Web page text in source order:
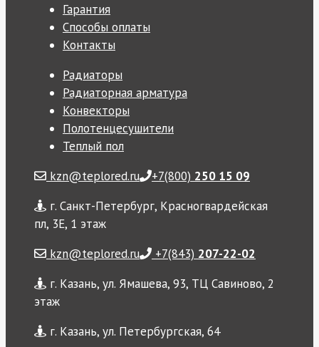
Гарантия
Способы оплаты
Контакты
Радиаторы
Радиаторная арматура
Конвекторы
Полотенцесушители
Теплый пол
kzn@teplored.ru
+7(800) 250 15 09
г. Санкт-Петербург, Красногвардейская
пл, 3Е, 1 этаж
kzn@teplored.ru
+7(843) 207-22-02
г. Казань, ул. Ямашева, 93, ТЦ Савиново, 2
этаж
г. Казань, ул. Петербургская, 64